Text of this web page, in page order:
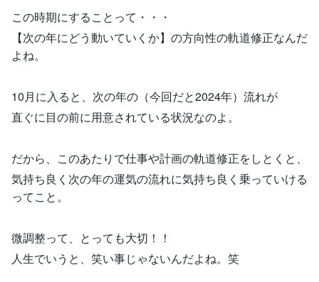
この時期にすることって・・・
【次の年にどう動いていくか】の方向性の軌道修正なんだ
よね。
10月に入ると、次の年の（今回だと2024年）流れが
直ぐに目の前に用意されている状況なのよ。
だから、このあたりで仕事や計画の軌道修正をしとくと、
気持ち良く次の年の運気の流れに気持ち良く乗っていける
ってこと。
微調整って、とっても大切！！
人生でいうと、笑い事じゃないんだよね。笑